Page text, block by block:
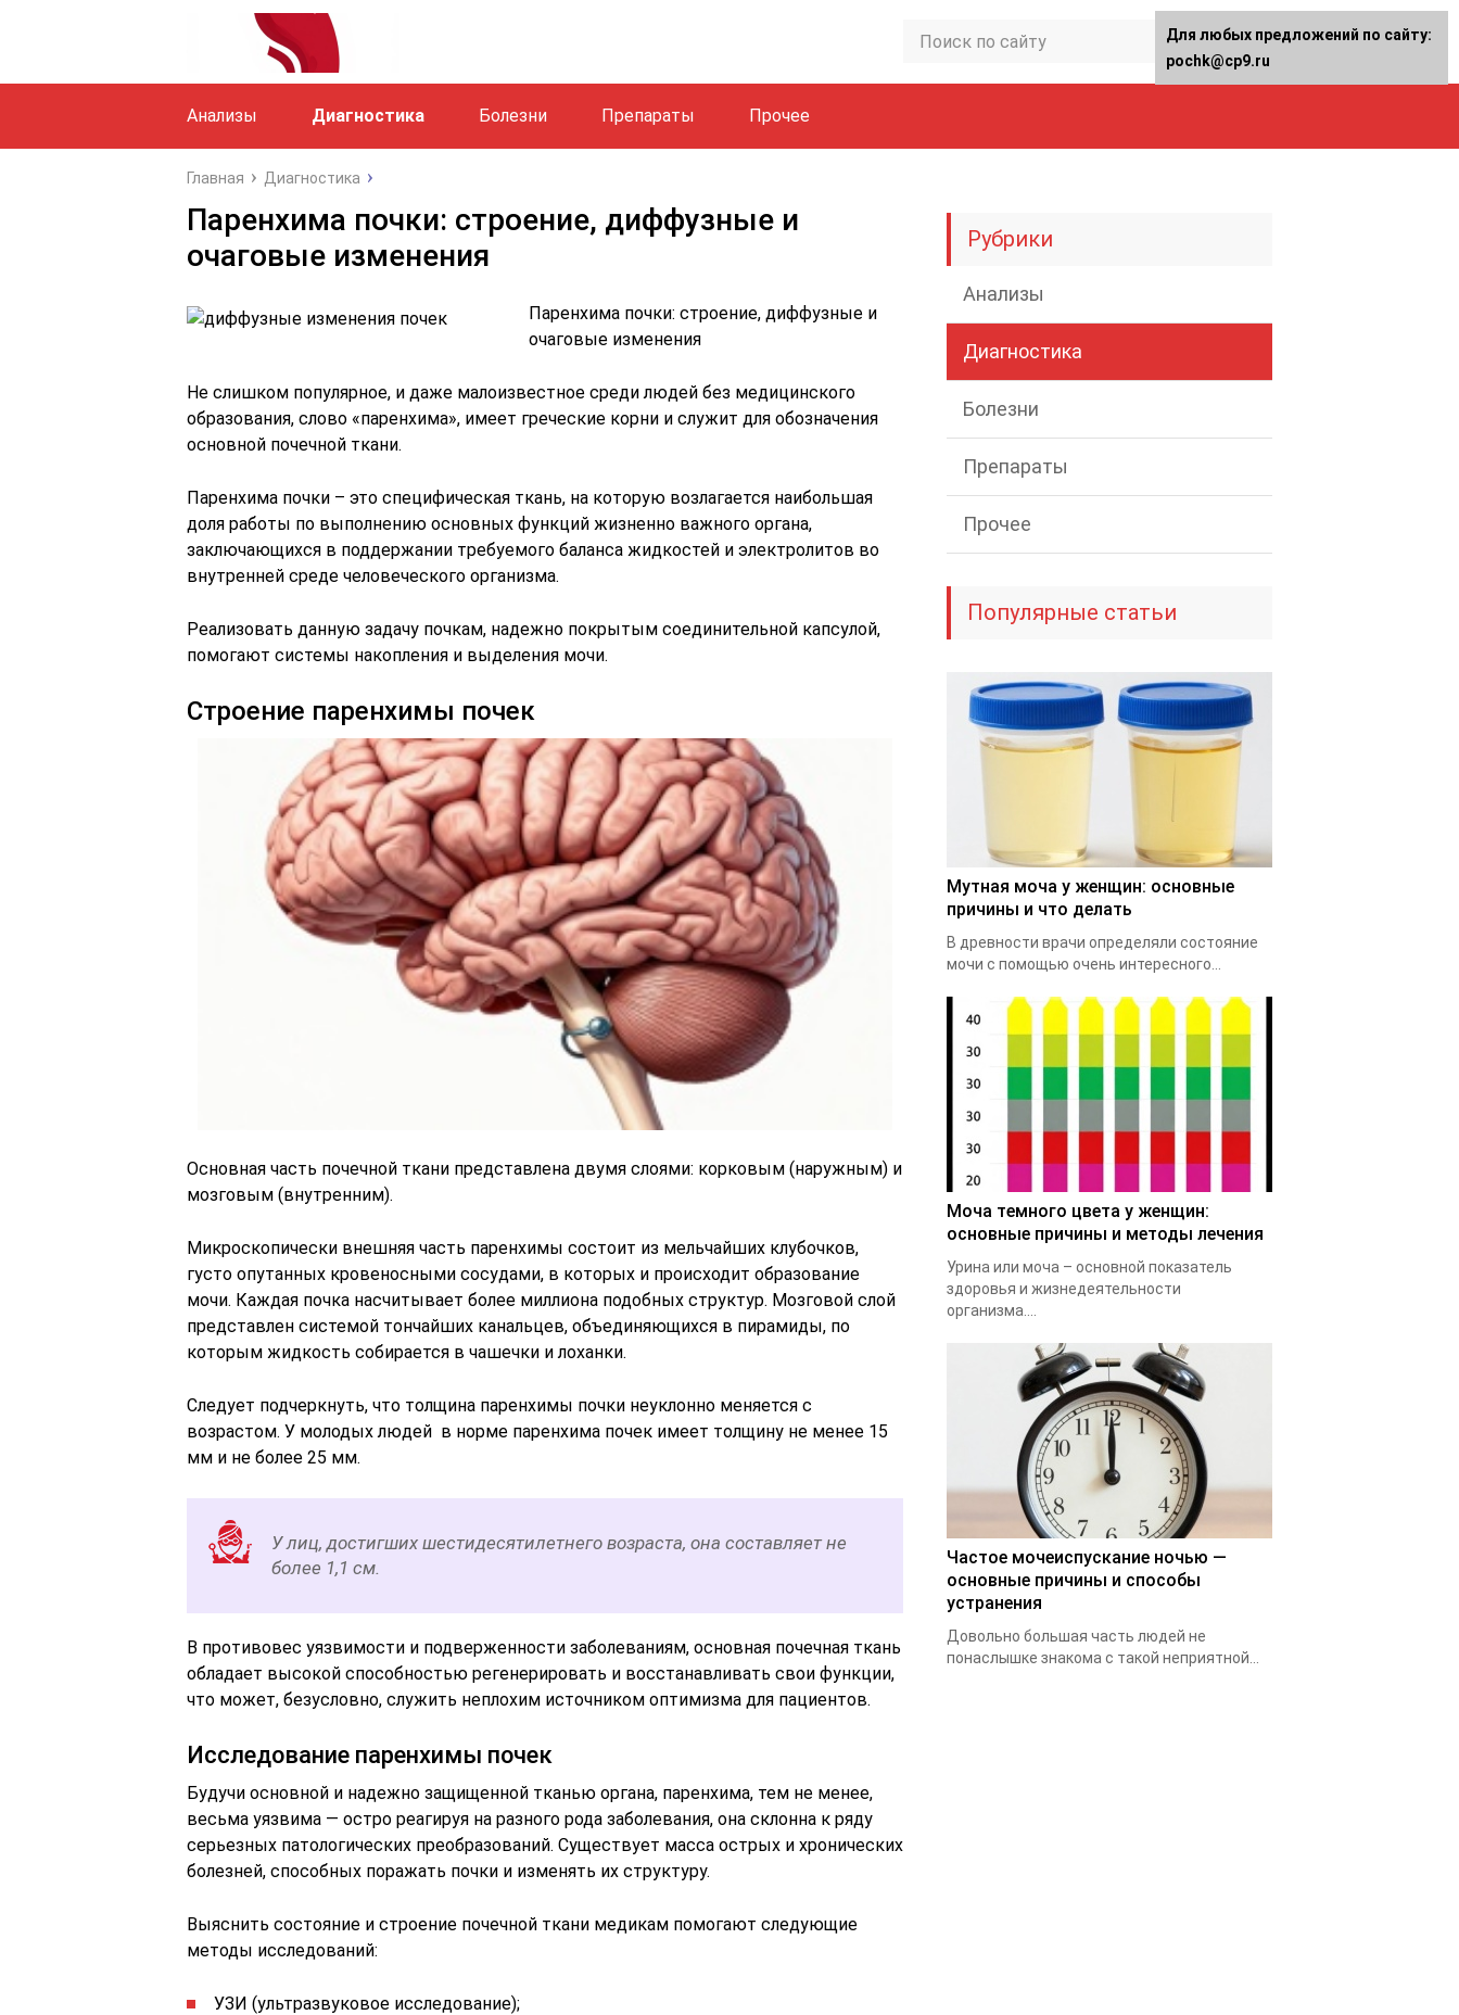
Анализы Диагностика Болезни Препараты Прочее
Главная Диагностика
Паренхима почки: строение, диффузные и
очаговые изменения
Паренхима почки: строение, диффузные и
очаговые изменения
Не слишком популярное, и даже малоизвестное среди людей без медицинского
образования, слово «паренхима», имеет греческие корни и служит для обозначения
основной почечной ткани.
Паренхима почки – это специфическая ткань, на которую возлагается наибольшая
доля работы по выполнению основных функций жизненно важного органа,
заключающихся в поддержании требуемого баланса жидкостей и электролитов во
внутренней среде человеческого организма.
Реализовать данную задачу почкам, надежно покрытым соединительной капсулой,
помогают системы накопления и выделения мочи.
Строение паренхимы почек
Основная часть почечной ткани представлена двумя слоями: корковым (наружным) и
мозговым (внутренним).
Микроскопически внешняя часть паренхимы состоит из мельчайших клубочков,
густо опутанных кровеносными сосудами, в которых и происходит образование
мочи. Каждая почка насчитывает более миллиона подобных структур. Мозговой слой
представлен системой тончайших канальцев, объединяющихся в пирамиды, по
которым жидкость собирается в чашечки и лоханки.
Следует подчеркнуть, что толщина паренхимы почки неуклонно меняется с
возрастом. У молодых людей в норме паренхима почек имеет толщину не менее 15
мм и не более 25 мм.
У лиц, достигших шестидесятилетнего возраста, она составляет не
более 1,1 см.
В противовес уязвимости и подверженности заболеваниям, основная почечная ткань
обладает высокой способностью регенерировать и восстанавливать свои функции,
что может, безусловно, служить неплохим источником оптимизма для пациентов.
Исследование паренхимы почек
Будучи основной и надежно защищенной тканью органа, паренхима, тем не менее,
весьма уязвима — остро реагируя на разного рода заболевания, она склонна к ряду
серьезных патологических преобразований. Существует масса острых и хронических
болезней, способных поражать почки и изменять их структуру.
Выяснить состояние и строение почечной ткани медикам помогают следующие
методы исследований:
УЗИ (ультразвуковое исследование);
Рубрики
Анализы
Диагностика
Болезни
Препараты
Прочее
Популярные статьи
Мутная моча у женщин: основные
причины и что делать
В древности врачи определяли состояние
мочи с помощью очень интересного...
Моча темного цвета у женщин:
основные причины и методы лечения
Урина или моча – основной показатель
здоровья и жизнедеятельности
организма....
Частое мочеиспускание ночью —
основные причины и способы
устранения
Довольно большая часть людей не
понаслышке знакома с такой неприятной...
Для любых предложений по сайту:
pochk@cp9.ru